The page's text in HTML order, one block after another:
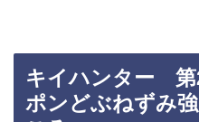
キイハンター
ポンどぶねずみ